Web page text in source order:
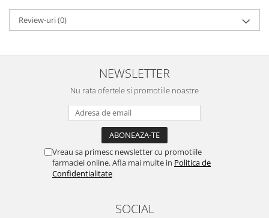
Review-uri(0)
NEWSLETTER
Nu rata ofertele si promotiile noastre
Vreau sa primesc newsletter cu promotiile
farmaciei online. Afla mai multe in Politica de
Confidentialitate
SOCIAL